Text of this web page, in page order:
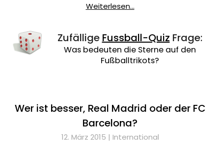
Weiterlesen...
Zufällige Fussball-Quiz Frage:
Was bedeuten die Sterne auf den
Fußballtrikots?
Wer ist besser, Real Madrid oder der FC
Barcelona?
12. März 2015 | International